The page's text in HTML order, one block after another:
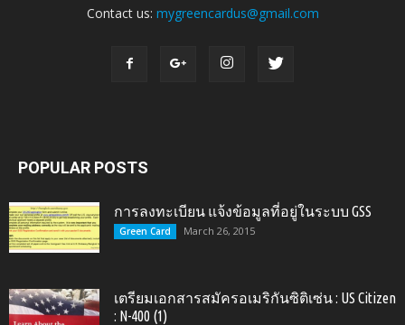
Contact us: mygreencardus@gmail.com
POPULAR POSTS
การลงทะเบียน แจ้งข้อมูลที่อยู่ในระบบ GSS
Green Card March 26, 2015
เตรียมเอกสารสมัครอเมริกันซิติเซ่น : US Citizen
: N-400 (1)